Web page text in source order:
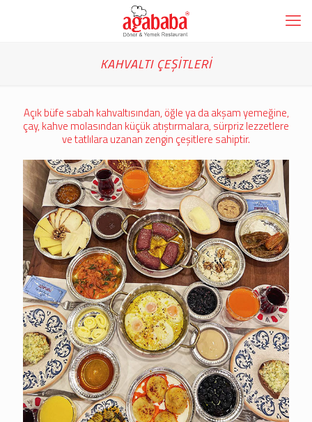
KAHVALTI ÇEŞİTLERİ
Açık büfe sabah kahvaltısından, öğle ya da akşam yemeğine,
çay, kahve molasından küçük atıştırmalara, sürpriz lezzetlere
ve tatlılara uzanan zengin çeşitlere sahiptir.